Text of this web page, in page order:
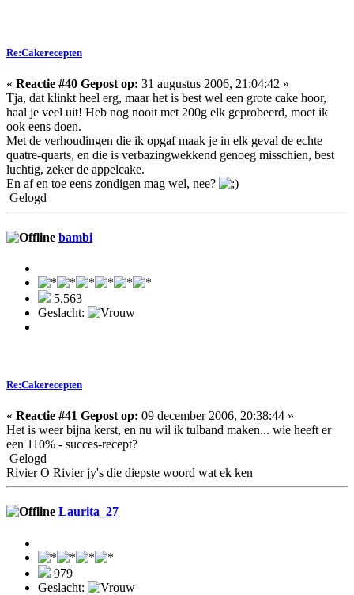
Re:Cakerecepten
« Reactie #40 Gepost op: 31 augustus 2006, 21:04:42 »
Tja, dat klinkt heel erg, maar het is best wel een grote cake hoor,
haal je veel uit! Heb nog nooit met 200g elk geprobeerd, moet ik
ook eens doen.
Met de verhoudingen die ik opgaf maak je in elk geval de echte
quatre-quarts, en die is verbazingwekkend genoeg misschien, best
luchtig, zeker de appelcake.
En af en toe eens zondigen mag wel, nee?
Gelogd
bambi
5.563
Geslacht:
Re:Cakerecepten
« Reactie #41 Gepost op: 09 december 2006, 20:38:44 »
Het is weer bijna kerst, en nu wil ik tulband maken... wie heeft er
een 110% - succes-recept?
Gelogd
Rivier O Rivier jy's die diepste woord wat ek ken
Laurita_27
979
Geslacht: